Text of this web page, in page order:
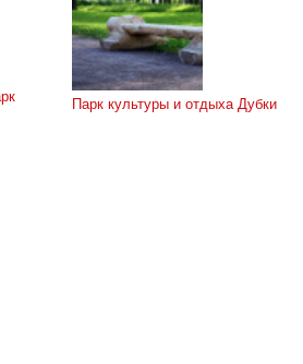
Парк культуры и отдыха Дубки